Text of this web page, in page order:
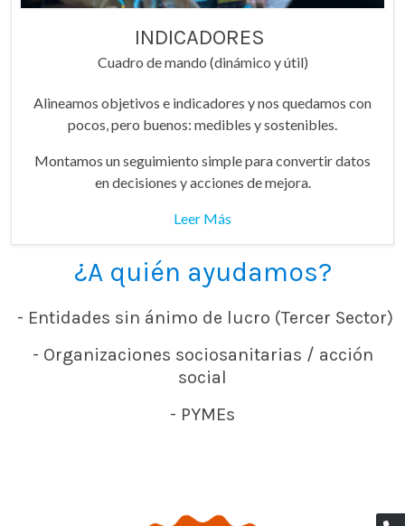
INDICADORES
Cuadro de mando (dinámico y útil)
Alineamos objetivos e indicadores y nos quedamos con
pocos, pero buenos: medibles y sostenibles.
Montamos un seguimiento simple para convertir datos
en decisiones y acciones de mejora.
Leer Más
¿A quién ayudamos?
- Entidades sin ánimo de lucro (Tercer Sector)
- Organizaciones sociosanitarias / acción
social
- PYMEs